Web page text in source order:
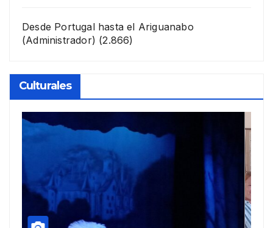
Desde Portugal hasta el Ariguanabo
(Administrador) (2.866)
Culturales